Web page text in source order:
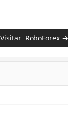
Visitar RoboForex→